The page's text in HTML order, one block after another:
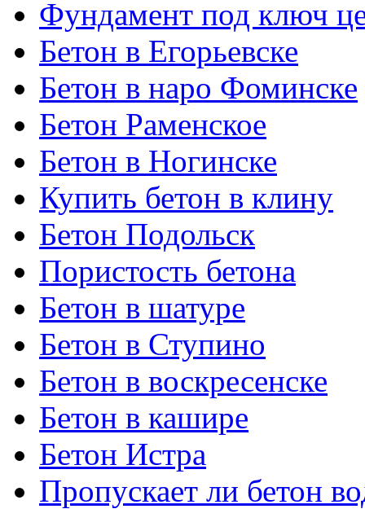
Фундамент под ключ
Бетон в Егорьевске
Бетон в наро Фоминске
Бетон Раменское
Бетон в Ногинске
Купить бетон в клину
Бетон Подольск
Пористость бетона
Бетон в шатуре
Бетон в Ступино
Бетон в воскресенске
Бетон в кашире
Бетон Истра
Пропускает ли бетон